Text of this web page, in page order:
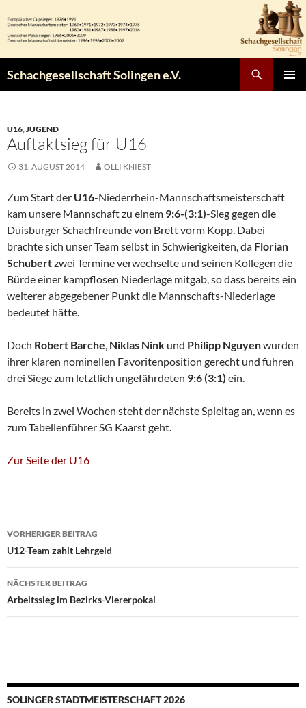
Inhalt
springen
Schachgesellschaft Solingen e.V.
U16,JUGEND
Auftaktsieg für U16
31. AUGUST 2014 OLLI KNIEST
Zum Start der U16-Niederrhein-Mannschaftsmeisterschaft
kam unsere Mannschaft zu einem 9:6-(3:1)-Sieg gegen die
Duisburger Schachfreunde von Brett vorm Kopp. Dabei
brachte sich unser Team selbst in Schwierigkeiten, da Florian
Schubertzwei Termine verwechselte und seinen Kollegen die
Bürde einer kampflosen Niederlage mitgab, so dass bereits ein
weiterer abgegebener Punkt die Mannschafts-Niederlage
bedeutet hätte.
Doch Robert Barche, Niklas Nink und Philipp Nguyenwurden
ihrer klaren nominellen Favoritenposition gerecht und fuhren
drei Siege zum letztlich ungefährdeten 9:6 (3:1) ein.
Bereits in zwei Wochen steht der nächste Spieltag an, wenn es
zum Tabellenführer SG Kaarst geht.
Zur Seite der U16
Beitragsnavigation
VORHERIGER BEITRAG
U12-Team zahlt Lehrgeld
NÄCHSTER BEITRAG
Arbeitssieg im Bezirks-Viererpokal
SOLINGER STADTMEISTERSCHAFT 2026